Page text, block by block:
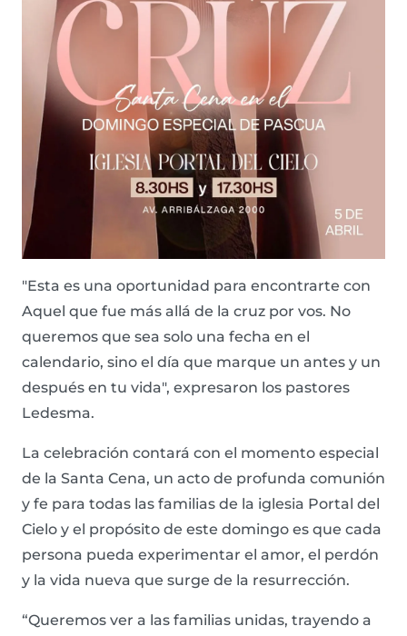
"Esta es una oportunidad para encontrarte con
Aquel que fue más allá de la cruz por vos. No
queremos que sea solo una fecha en el
calendario, sino el día que marque un antes y un
después en tu vida", expresaron los pastores
Ledesma.
La celebración contará con el momento especial
de la Santa Cena, un acto de profunda comunión
y fe para todas las familias de la iglesia Portal del
Cielo y el propósito de este domingo es que cada
persona pueda experimentar el amor, el perdón
y la vida nueva que surge de la resurrección.
“Queremos ver a las familias unidas, trayendo a